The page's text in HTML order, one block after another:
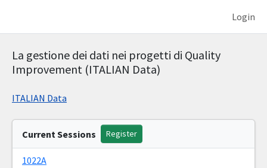
Login
La gestione dei dati nei progetti di Quality
Improvement (ITALIAN Data)
ITALIAN Data
Current Sessions Register
1022A